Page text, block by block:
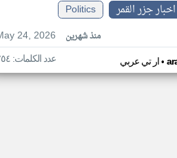
اخبار جزر القمر
Politics
24, 2026
منذ شهرين
ار تي عربي• عدد الكلمات: ٢٥٤